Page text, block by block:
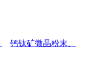
钙钛矿微晶粉末、